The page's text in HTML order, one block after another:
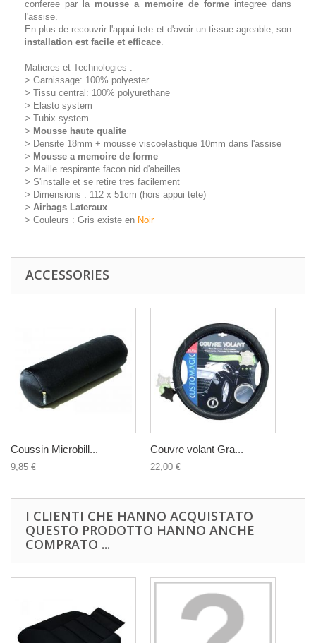
conferee par la mousse a memoire de formeintegree dans
l'assise.
En plus de recouvrir l'appui tete et d'avoir un tissue agreable, son
installation est facile et efficace.
Matieres et Technologies :
> Garnissage: 100% polyester
> Tissu central: 100% polyurethane
> Elasto system
> Tubix system
> Mousse haute qualite
> Densite 18mm + mousse viscoelastique 10mm dans l'assise
> Mousse a memoire de forme
> Maille respirante facon nid d'abeilles
> S'installe et se retire tres facilement
> Dimensions : 112 x 51cm (hors appui tete)
> Airbags Lateraux
> Couleurs : Gris existe en Noir
ACCESSORIES
Coussin Microbill...
9,85 €
Couvre volant Gra...
22,00 €
I CLIENTI CHE HANNO ACQUISTATO
QUESTO PRODOTTO HANNO ANCHE
COMPRATO ...